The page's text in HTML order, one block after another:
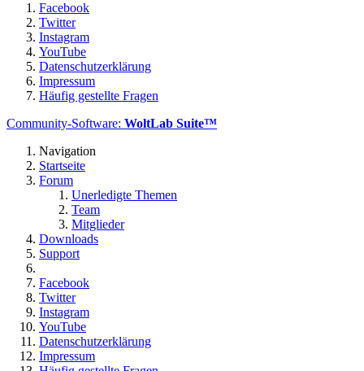
Facebook
Twitter
Instagram
YouTube
Datenschutzerklärung
Impressum
Häufig gestellte Fragen
Community-Software: WoltLab Suite™
Navigation
Startseite
Forum
Unerledigte Themen
Team
Mitglieder
Downloads
Support
Facebook
Twitter
Instagram
YouTube
Datenschutzerklärung
Impressum